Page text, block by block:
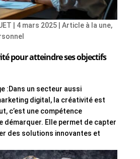
pour atteindre ses objectifs
4 mars 2025| Article à la une,
:Dans un secteur aussi
digital, la créativité est
c’est une compétence
démarquer. Elle permet de capter
des solutions innovantes et